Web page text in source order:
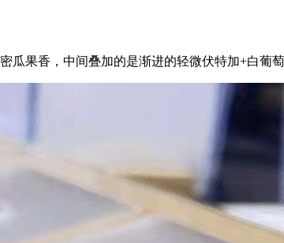
果香，中间叠加的是渐进的轻微伏特加+白葡